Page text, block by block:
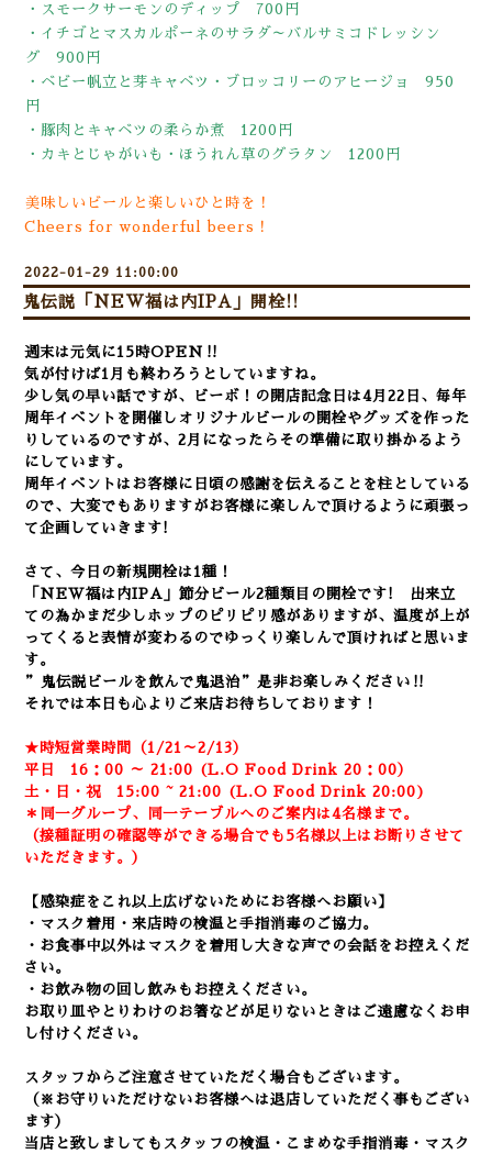
・スモークサーモンのディップ 700円
・イチゴとマスカルポーネのサラダ～バルサミコドレッシン
グ 900円
・ベビー帆立と芽キャベツ・ブロッコリーのアヒージョ 950
円
・豚肉とキャベツの柔らか煮 1200円
・カキとじゃがいも・ほうれん草のグラタン 1200円
美味しいビールと楽しいひと時を！
Cheers for wonderful beers！
2022-01-29 11:00:00
鬼伝説「NEW福は内IPA」開栓!!
週末は元気に15時OPEN‼
気が付けば1月も終わろうとしていますね。
少し気の早い話ですが、ビーボ！の開店記念日は4月22日、毎年
周年イベントを開催しオリジナルビールの開栓やグッズを作った
りしているのですが、2月になったらその準備に取り掛かるよう
にしています。
周年イベントはお客様に日頃の感謝を伝えることを柱としている
ので、大変でもありますがお客様に楽しんで頂けるように頑張っ
て企画していきます!
さて、今日の新規開栓は1種！
「NEW福は内IPA」節分ビール2種類目の開栓です! 出来立
ての為かまだ少しホップのピリピリ感がありますが、温度が上が
ってくると表情が変わるのでゆっくり楽しんで頂ければと思いま
す。
”鬼伝説ビールを飲んで鬼退治”是非お楽しみください‼
それでは本日も心よりご来店お待ちしております！
★時短営業時間（1/21～2/13）
平日 16：00 ～ 21:00 (L.O Food Drink 20：00）
土・日・祝 15:00 ~ 21:00 (L.O Food Drink 20:00)
＊同一グループ、同一テーブルへのご案内は4名様まで。
（接種証明の確認等ができる場合でも5名様以上はお断りさせて
いただきます。）
【感染症をこれ以上広げないためにお客様へお願い】
・マスク着用・来店時の検温と手指消毒のご協力。
・お食事中以外はマスクを着用し大きな声での会話をお控えくだ
さい。
・お飲み物の回し飲みもお控えください。
お取り皿やとりわけのお箸などが足りないときはご遠慮なくお申
し付けください。
スタッフからご注意させていただく場合もございます。
（※お守りいただけないお客様へは退店していただく事もござい
ます）
当店と致しましてもスタッフの検温・こまめな手指消毒・マスク